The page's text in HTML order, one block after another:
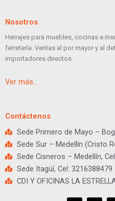
Nosotros
Herrajes para muebles, cocinas e
ferretería. Ventas al por mayor y al
importadores directos.
Ver más…
Contáctenos
Sede Primero de Mayo –
Sede Sur – Medellín (Cristo
Sede Cisneros – Medellín,
Sede Itagüí, Cel: 3216388479
CDI Y OFICINAS LA